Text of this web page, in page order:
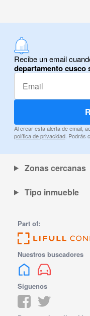
Recibe un email
departamento cusco
Al crear esta alerta de email,
política de privacidad .
Zonas cercanas
Tipo inmueble
Part of:
Nuestros buscadores
Síguenos